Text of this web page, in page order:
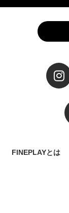
FINEPLAYとは